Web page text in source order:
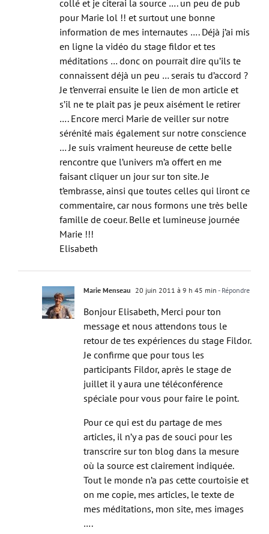
pour Marie lol !! et surtout une bonne
information de mes internautes …. Déjà j’ai mis
en ligne la vidéo du stage fildor et tes
méditations … donc on pourrait dire qu’ils te
connaissent déjà un peu … serais tu d’accord ?
Je t’enverrai ensuite le lien de mon article et
s’il ne te plait pas je peux aisément le retirer
…. Encore merci Marie de veiller sur notre
sérénité mais également sur notre conscience
… Je suis vraiment heureuse de cette belle
rencontre que l’univers m’a offert en me
faisant cliquer un jour sur ton site. Je
t’embrasse, ainsi que toutes celles qui liront ce
commentaire, car nous formons une très belle
famille de coeur. Belle et lumineuse journée
Marie !!!
Elisabeth
message et nous attendons tous le
retour de tes expériences du stage Fildor.
Je confirme que pour tous les
participants Fildor, après le stage de
juillet il y aura une téléconférence
spéciale pour vous pour faire le point.
articles, il n’y a pas de souci pour les
transcrire sur ton blog dans la mesure
où la source est clairement indiquée.
Tout le monde n’a pas cette courtoisie et
on me copie, mes articles, le texte de
mes méditations, mon site, mes images
….
Un petit conseil : soyez vous-meme et